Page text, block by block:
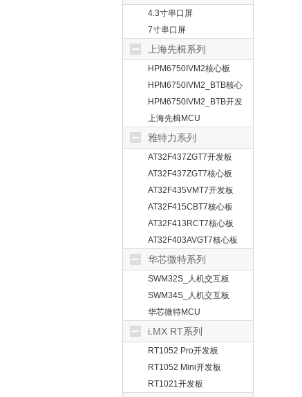
4.3寸串口屏
7寸串口屏
上海先楫系列
HPM6750IVM2核心板
HPM6750IVM2_BTB核心
板
HPM6750IVM2_BTB开发
板
上海先楫MCU
雅特力系列
AT32F437ZGT7开发板
AT32F437ZGT7核心板
AT32F435VMT7开发板
AT32F415CBT7核心板
AT32F413RCT7核心板
AT32F403AVGT7核心板
华芯微特系列
SWM32S_人机交互板
SWM34S_人机交互板
华芯微特MCU
i.MX RT系列
RT1052 Pro开发板
RT1052 Mini开发板
RT1021开发板